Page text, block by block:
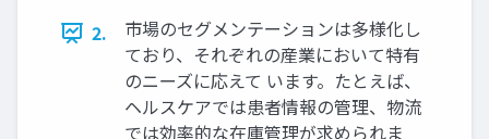
2.
市場のセグメンテーションは多様化し
ており、それぞれの産業において特有
のニーズに応えて います。たとえば、
ヘルスケアでは患者情報の管理、物流
では効率的な在庫管理が求められま